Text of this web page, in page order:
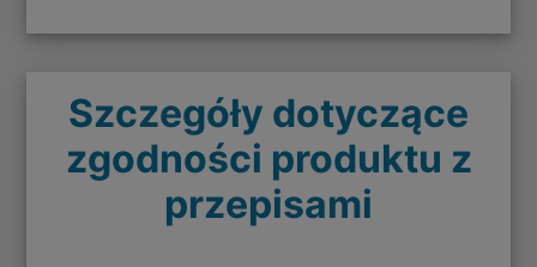
Szczegóły dotyczące
zgodności produktu z
przepisami